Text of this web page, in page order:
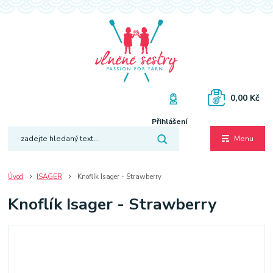
Menu
Přihlášení
0,00 Kč
Úvod ISAGER Knoflík Isager - Strawberry
Knoflík Isager - Strawberry